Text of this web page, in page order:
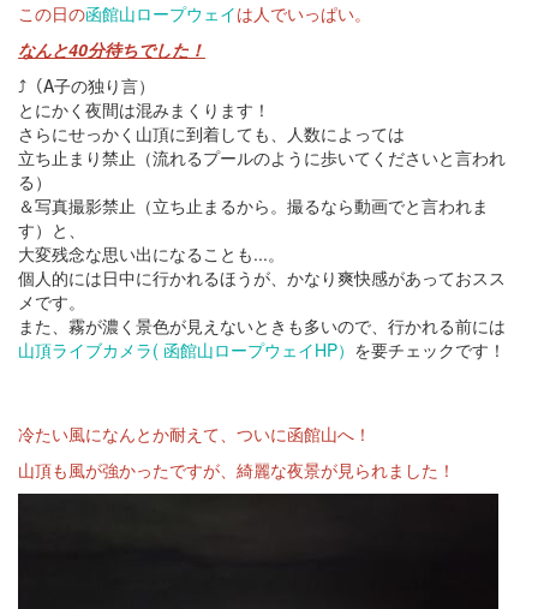
この日の函館山ロープウェイは人でいっぱい。
なんと40分待ちでした！
⤴（A子の独り言）
とにかく夜間は混みまくります！
さらにせっかく山頂に到着しても、人数によっては
立ち止まり禁止（流れるプールのように歩いてくださいと言われ
る）
＆写真撮影禁止（立ち止まるから。撮るなら動画でと言われま
す）と、
大変残念な思い出になることも...。
個人的には日中に行かれるほうが、かなり爽快感があっておスス
メです。
また、霧が濃く景色が見えないときも多いので、行かれる前には
山頂ライブカメラ( 函館山ロープウェイHP） を要チェックです！
冷たい風になんとか耐えて、ついに函館山へ！
山頂も風が強かったですが、綺麗な夜景が見られました！